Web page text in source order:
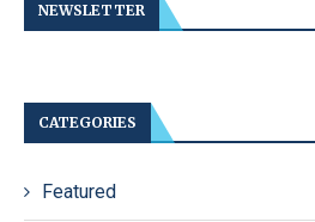
NEWSLETTER
CATEGORIES
Featured